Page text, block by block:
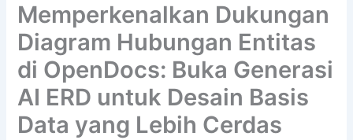
Memperkenalkan Dukungan
Diagram Hubungan Entitas
di OpenDocs: Buka Generasi
AI ERD untuk Desain Basis
Data yang Lebih Cerdas